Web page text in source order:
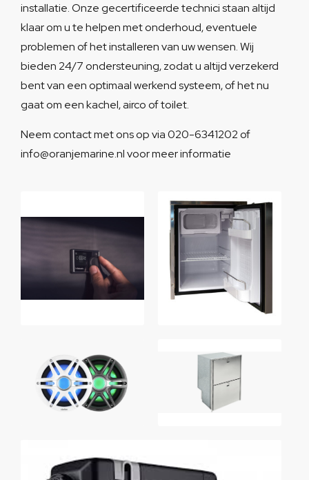
installatie. Onze gecertificeerde technici staan altijd
klaar om u te helpen met onderhoud, eventuele
problemen of het installeren van uw wensen. Wij
bieden 24/7 ondersteuning, zodat u altijd verzekerd
bent van een optimaal werkend systeem, of het nu
gaat om een kachel, airco of toilet.
Neem contact met ons op via 020-6341202 of
info@oranjemarine.nl voor meer informatie